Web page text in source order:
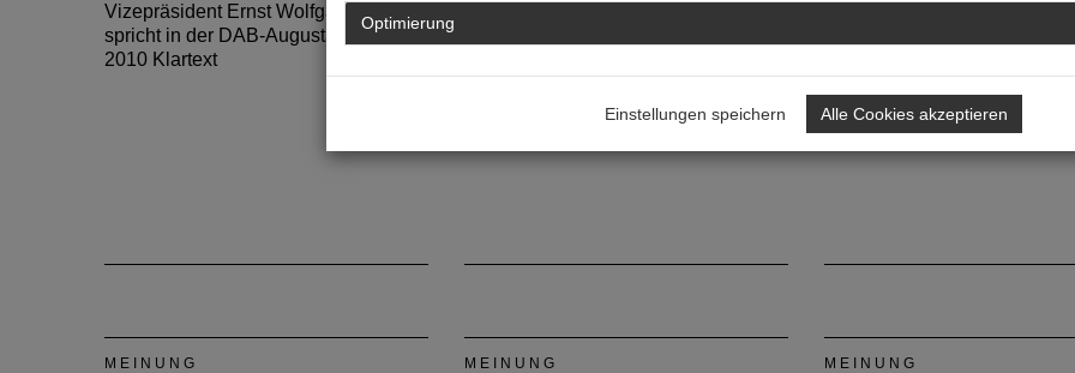
Vizepräsident Ernst Wolfgang Eichler
spricht in der DAB-Augustausgabe
2010 Klartext
MEINUNG MEINUNG MEINUNG
Optimierung
Einstellungen speichern Alle Cookies akzeptieren